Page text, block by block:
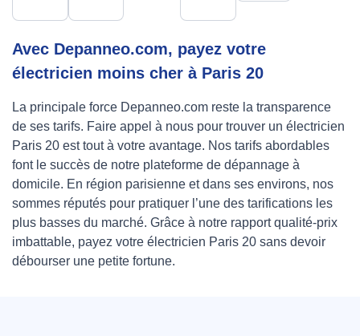
Avec Depanneo.com, payez votre
électricien moins cher à Paris 20
La principale force Depanneo.com reste la transparence
de ses tarifs. Faire appel à nous pour trouver un électricien
Paris 20 est tout à votre avantage. Nos tarifs abordables
font le succès de notre plateforme de dépannage à
domicile. En région parisienne et dans ses environs, nos
sommes réputés pour pratiquer l’une des tarifications les
plus basses du marché. Grâce à notre rapport qualité-prix
imbattable, payez votre électricien Paris 20 sans devoir
débourser une petite fortune.